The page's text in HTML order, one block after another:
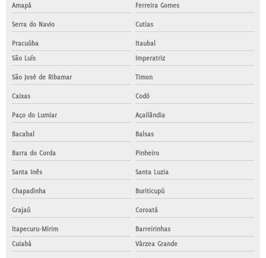
Amapá Ferreira Gomes
Serra do Navio Cutias
Pracuúba
Itaubal
São Luís
Imperatriz
São José de Ribamar Timon
Caixas Codó
Paço do Lumiar Açailândia
Bacabal Balsas
Barra do Corda Pinheiro
Santa Inês Santa Luzia
Chapadinha Buriticupú
Grajaú Coroatá
Itapecuru-Mirim
Barreirinhas
Cuiabá
Várzea Grande